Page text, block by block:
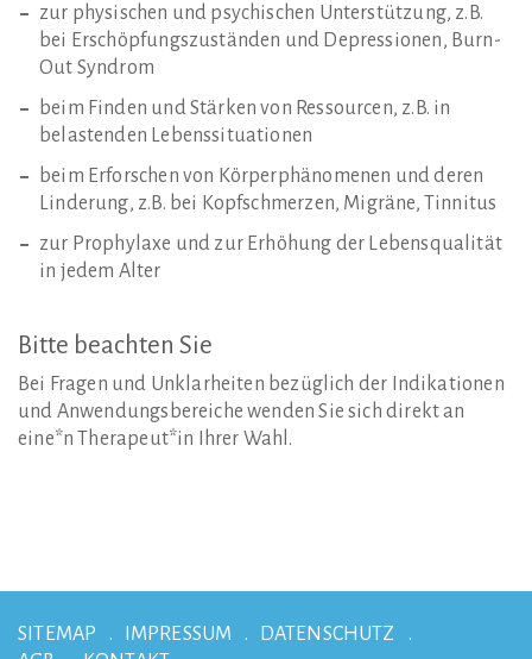
zur physischen und psychischen Unterstützung, z.B.
bei Erschöpfungszuständen und Depressionen, Burn-
Out Syndrom
beim Finden und Stärken von Ressourcen, z.B. in
belastenden Lebenssituationen
beim Erforschen von Körperphänomenen und deren
Linderung, z.B. bei Kopfschmerzen, Migräne, Tinnitus
zur Prophylaxe und zur Erhöhung der Lebensqualität
in jedem Alter
Bitte beachten Sie
Bei Fragen und Unklarheiten bezüglich der Indikationen
und Anwendungsbereiche wenden Sie sich direkt an
eine*n Therapeut*in Ihrer Wahl.
SITEMAP IMPRESSUM
DATENSCHUTZ